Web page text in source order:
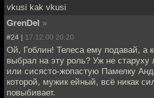
vkusi kak vkusi
GrenDel »
#24 | 17.12.00 20:20
Ой, Гоблин! Телеса ему подавай, а
выбрал на эту роль? Уж не
или сисясто-жопастую Памелку
которой, мужик ейный, всё никак
повыбивает.